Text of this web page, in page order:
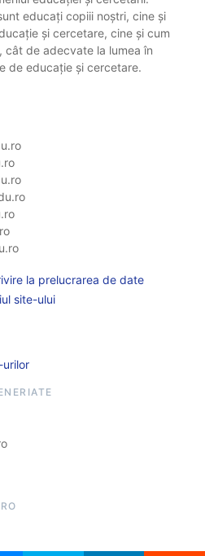
educați copiii noștri, cine și
și cercetare, cine și cum
cât de adecvate la lumea în
de educație și cercetare.
la prelucrarea de date
site-ului
urilor